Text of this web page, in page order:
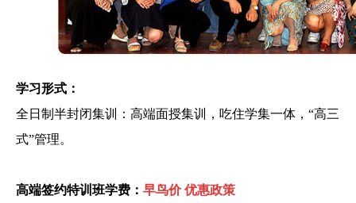
学习形式：
全日制半封闭集训：高端面授集训，吃住学集一体，“高三
式”管理。
高端签约特训班学费：早鸟价 优惠政策